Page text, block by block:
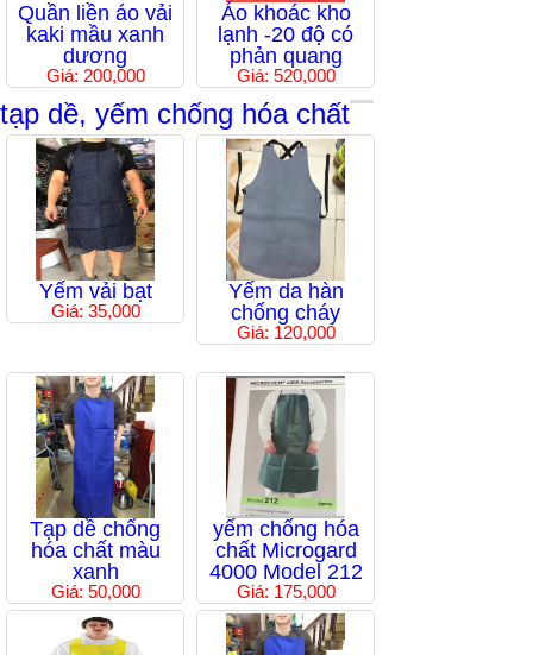
Quần liền áo vải
kaki mầu xanh
dương
Giá: 200,000
Áo khoác kho
lạnh -20 độ có
phản quang
Giá: 520,000
tạp dề, yếm chống hóa chất
Yếm vải bạt
Giá: 35,000
Yếm da hàn
chống cháy
Giá: 120,000
Tạp dề chống
hóa chất màu
xanh
Giá: 50,000
yếm chống hóa
chất Microgard
4000 Model 212
Giá: 175,000